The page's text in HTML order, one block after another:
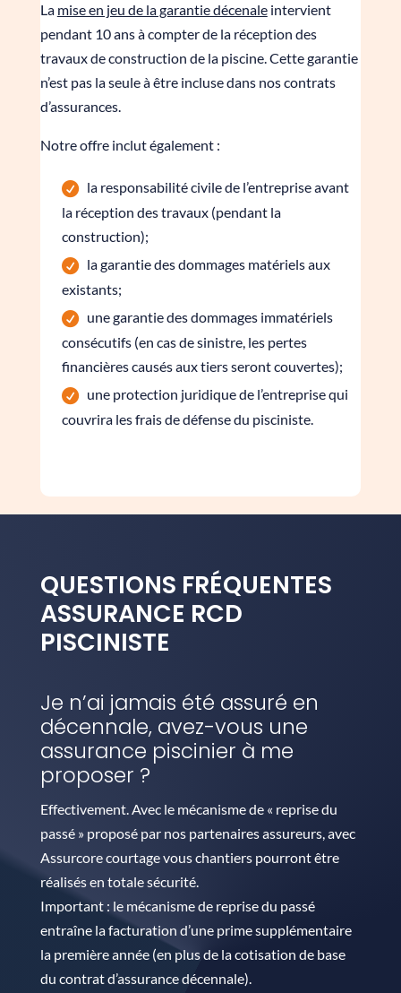
La mise en jeu de la garantie décenaleintervient
pendant 10 ans à compter de la réception des
travaux de construction de la piscine. Cette garantie
n’est pas la seule à être incluse dans nos contrats
d’assurances.
Notre offre inclut également :
la responsabilité civile de l’entreprise avant
la réception des travaux (pendant la
construction);
la garantie des dommages matériels aux
existants;
une garantie des dommages immatériels
consécutifs (en cas de sinistre, les pertes
financières causés aux tiers seront couvertes);
une protection juridique de l’entreprise qui
couvrira les frais de défense du pisciniste.
QUESTIONS FRÉQUENTES
ASSURANCE RCD
PISCINISTE
Je n’ai jamais été assuré en
décennale, avez-vous une
assurance piscinier à me
proposer ?
Effectivement. Avec le mécanisme de « reprise du
passé » proposé par nos partenaires assureurs, avec
Assurcore courtage vous chantiers pourront être
réalisés en totale sécurité.
Important : le mécanisme de reprise du passé
entraîne la facturation d’une prime supplémentaire
la première année (en plus de la cotisation de base
du contrat d’assurance décennale).